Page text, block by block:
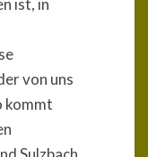
von uns
kommt